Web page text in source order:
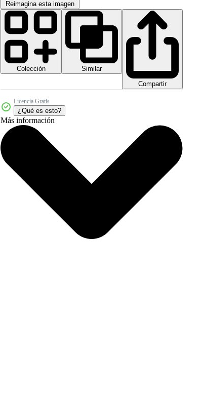
Reimagina esta imagen
Colección
Similar
Compartir
Licencia Gratis
¿Qué es esto?
Más información